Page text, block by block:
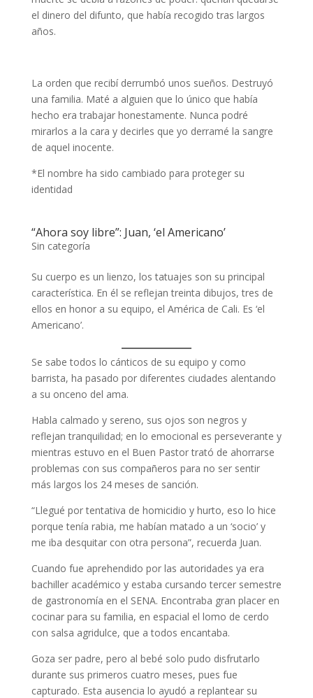
el dinero del difunto, que había recogido tras largos
años.
La orden que recibí derrumbó unos sueños. Destruyó
una familia. Maté a alguien que lo único que había
hecho era trabajar honestamente. Nunca podré
mirarlos a la cara y decirles que yo derramé la sangre
de aquel inocente.
*El nombre ha sido cambiado para proteger su
identidad
“Ahora soy libre”: Juan, ‘el Americano’
Sin categoría
Su cuerpo es un lienzo, los tatuajes son su principal
característica. En él se reflejan treinta dibujos, tres de
ellos en honor a su equipo, el América de Cali. Es ‘el
Americano’.
Se sabe todos lo cánticos de su equipo y como
barrista, ha pasado por diferentes ciudades alentando
a su onceno del ama.
Habla calmado y sereno, sus ojos son negros y
reflejan tranquilidad; en lo emocional es perseverante y
mientras estuvo en el Buen Pastor trató de ahorrarse
problemas con sus compañeros para no ser sentir
más largos los 24 meses de sanción.
“Llegué por tentativa de homicidio y hurto, eso lo hice
porque tenía rabia, me habían matado a un ‘socio’ y
me iba desquitar con otra persona”, recuerda Juan.
Cuando fue aprehendido por las autoridades ya era
bachiller académico y estaba cursando tercer semestre
de gastronomía en el SENA. Encontraba gran placer en
cocinar para su familia, en espacial el lomo de cerdo
con salsa agridulce, que a todos encantaba.
Goza ser padre, pero al bebé solo pudo disfrutarlo
durante sus primeros cuatro meses, pues fue
capturado. Esta ausencia lo ayudó a replantear su